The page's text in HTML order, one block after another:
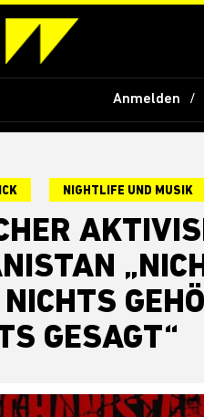
Anmelden
NIGHTLIFE UND MUSIK
GESAGT“